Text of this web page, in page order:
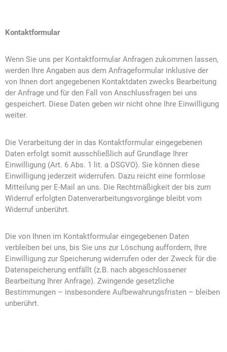
Kontaktformular
Wenn Sie uns per Kontaktformular Anfragen zukommen lassen,
werden Ihre Angaben aus dem Anfrageformular inklusive der
von Ihnen dort angegebenen Kontaktdaten zwecks Bearbeitung
der Anfrage und für den Fall von Anschlussfragen bei uns
gespeichert. Diese Daten geben wir nicht ohne Ihre Einwilligung
weiter.
Die Verarbeitung der in das Kontaktformular eingegebenen
Daten erfolgt somit ausschließlich auf Grundlage Ihrer
Einwilligung (Art. 6 Abs. 1 lit. a DSGVO). Sie können diese
Einwilligung jederzeit widerrufen. Dazu reicht eine formlose
Mitteilung per E-Mail an uns. Die Rechtmäßigkeit der bis zum
Widerruf erfolgten Datenverarbeitungsvorgänge bleibt vom
Widerruf unberührt.
Die von Ihnen im Kontaktformular eingegebenen Daten
verbleiben bei uns, bis Sie uns zur Löschung auffordern, Ihre
Einwilligung zur Speicherung widerrufen oder der Zweck für die
Datenspeicherung entfällt (z.B. nach abgeschlossener
Bearbeitung Ihrer Anfrage). Zwingende gesetzliche
Bestimmungen – insbesondere Aufbewahrungsfristen – bleiben
unberührt.